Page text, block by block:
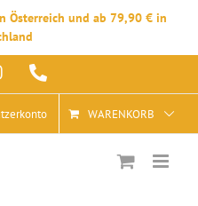
Österreich und ab 79,90 € in
Instagram
WARENKORB